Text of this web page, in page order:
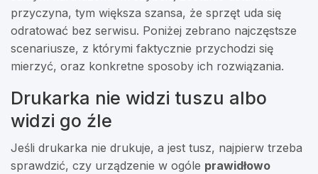
przyczyna, tym większa szansa, że sprzęt uda się
odratować bez serwisu. Poniżej zebrano najczęstsze
scenariusze, z którymi faktycznie przychodzi się
mierzyć, oraz konkretne sposoby ich rozwiązania.
Drukarka nie widzi tuszu albo
widzi go źle
Jeśli drukarka nie drukuje, a jest tusz, najpierw trzeba
sprawdzić, czy urządzenie w ogóle prawidłowo